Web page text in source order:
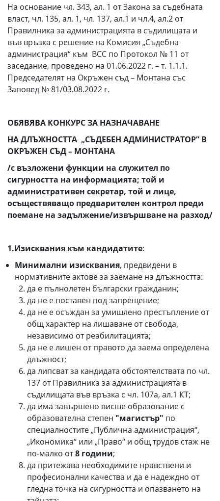
На основание чл. 343, ал. 1 от Закона за съдебната
власт, чл. 135, ал. 1, чл. 137, ал.1 и чл.4, ал.2 от
Правилника за администрацията в съдилищата и
във връзка с решение на Комисия „Съдебна
администрация“ към ВСС по Протокол № 11 от
заседание, проведено на 01.06.2022 г. – т. 1.1.1.
Председателят на Окръжен съд – Монтана със
Заповед № 81/03.08.2022 г.
ОБЯВЯВА КОНКУРС ЗА НАЗНАЧАВАНЕ
НА ДЛЪЖНОСТТА „СЪДЕБЕН АДМИНИСТРАТОР” В
ОКРЪЖЕН СЪД – МОНТАНА
/с възложени функции на служител по
сигурността на информацията; той и
административен секретар, той и лице,
осъществяващо предварителен контрол преди
поемане на задължение/извършване на разход/
1.Изисквания към кандидатите:
Минимални изисквания, предвидени в
нормативните актове за заемане на длъжността:
да е пълнолетен български гражданин;
да не е поставен под запрещение;
да не е осъждан за умишлено престъпление от
общ характер на лишаване от свобода,
независимо от реабилитацията;
да не е лишен от правото да заема определена
длъжност;
да липсват за кандидата обстоятелствата по чл.
137 от Правилника за администрацията в
съдилищата във връзка с чл. 107а, ал.1 КТ;
да има завършено висше образование с
образователна степен "магистър" по
специалностите „Публична администрация“,
„Икономика“ или „Право“ и общ трудов стаж не
по-малко от8 години;
да притежава необходимите нравствени и
професионални качества и да е надеждно от
гледна точка на сигурността и опазването на